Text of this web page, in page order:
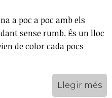
a poc a poc amb els
sense rumb. És un lloc
de color cada pocs
Llegir més